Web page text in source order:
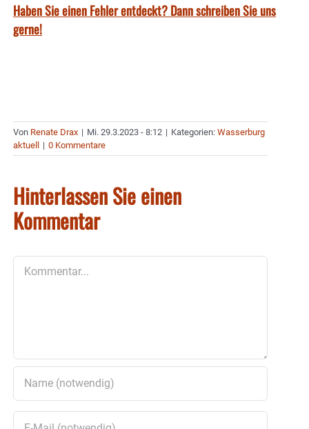
Haben Sie einen Fehler entdeckt? Dann schreiben Sie uns
gerne!
Von Renate Drax | Mi. 29.3.2023 - 8:12 | Kategorien: Wasserburg
aktuell | 0 Kommentare
Hinterlassen Sie einen
Kommentar